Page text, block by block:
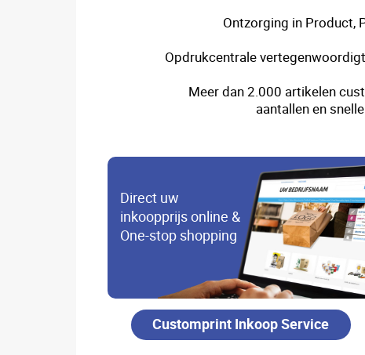
Ontzorging in Product,
Opdrukcentrale
Meer dan 2.000 artikelen
aantallen en
Direct uw
inkoopprijs online &
One-stop shopping
Customprint Inkoop Service